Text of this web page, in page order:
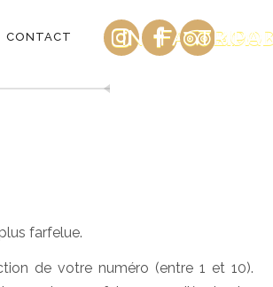
CONTACT INSTAGRAM
farfelue.
de votre numéro (entre 1 et 10).